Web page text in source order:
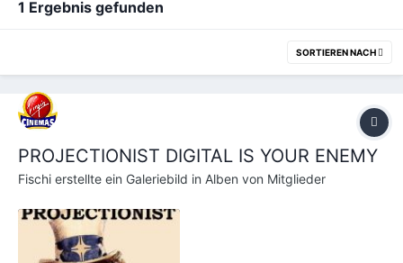
1 Ergebnis gefunden
SORTIEREN NACH
PROJECTIONIST DIGITAL IS YOUR ENEMY
Fischi erstellte ein Galeriebild in Alben von Mitglieder